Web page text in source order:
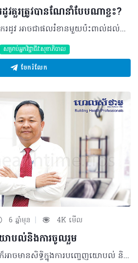
គួរត្រូវបានណែនាំបែបណាខ្លះ?
ការឈឺចាប់អំឡុងពេលមករដូវ អាចជាផលរំខានមួយប៉ះពាល់ដល់ការរស់នៅប្រចាំថ្ងៃ និងអាចកើតមានឡើងជាប្រចាំ ដែលជាទូទៅការប្រើប្រាស់ឱសថដោយខ្លួនឯងត្រូវបានអនុវត្ដឡើងសម្រាប់សម្រួលដល់ការឈឺចាប់ទាំងនោះ។ អ្វីគួរដឹង? តាមការសិក្សាបានបង្ហាញថា ការឈឺចាប់ផ្នែកពោះអំឡុងពេលមករដូវ អាចកើតមានឡើងបន្តបន្ទាប់ជារៀងរាល់ខែ យ៉ាងហោចណាស់ទៅលើស្រ្តីប្រមាណ ៣០% ទៅ៥០%។ ភាគច្រើនការប្រើប្រាស់ឱសថជាវិធីសាស្រ្តចម្បងមួយសម្រាប់កាត់បន្ថយការឈឺចាប់ទាំងនោះ។ លក្ខណៈនៃការឈឺចាប់ • តែងកើតឡើងទៅតាមវដ្ដរដូវរៀងរាល់ខែ ដែលអាចហៅថា វដ្តអូវុល។ • ភាគច្រើនកើតឡើងនៅរៀងរាល់ថ្ងៃទី១នៃការមករដូវ • អាចស្ដែងឡើងរយៈពេលពី ២៤ ទៅ ៣៦ ម៉ោង • អាចរួមបញ្ចូលជាមួយវិបត្តិប្រព័ន្ធរំលាយអាហារដូចជា ចង្អោរ ក្អួត ទល់លាមក ឬរាក • អាចធ្វើឲ្យស្លេកស្លាំង ឬឈឺចង្កេះ។ បទពិសោធន៍នៃការឈឺចាប់បណ្តាលមកពីវដ្ដរដូវ តែងប្រែប្រួលពីស្រ្តីម្នាក់ទៅម្នាក់ទៀត ដោយពាក់ព័ន្ធទៅនឹងកត្តាសុខភាពផ្ទាល់ខ្លួនប្រវត្តិសមាជិកគ្រួសារ រួមទាំងសង្គម និងបរិយាកាសផងដែរ។ អ្វីគួរធ្វើ? • ឱសថការីអាចចូលរួមចំណែកយ៉ាងសំខាន់ក្នុងការរុករកមូលហេតុបន្ថែមនៅពីក្រោយការឈឺចាប់ ដែលអាចបណ្តាលមកពី ការឈឺចាប់ផ្នែកអារម្មណ៍ គ្រួសារ បញ្ហាផ្លូវភេទ ទំនោរនៃការធ្លាក់ទឹកចិត្តជាដើម។ • ចំពោះនារីវ័យក្មេង៖ ការព្យាបាលភាពរំខានទាំងនេះ អាចធ្វើទៅបានដោយកាត់បន្ថយការបញ្ចេញខ្លាំងពេកនៃសារធាតុ ប្រូស្តាក្លេនឌីន ដែលតែងកើតមានឡើងនៅពេលភ្នាសស្បូនចាប់ផ្ដើមដាច់ចេញ។ ការកើនឡើងសារធាតុប្រូស្តាក្លេនឌីន នេះជាមូលហេតុធ្វើឲ្យស្បូនកន្រ្តាក់កាន់តែខ្លាំង។ ដំបូន្មានបន្ថែម៖ • អាចប្រើប្រាស់ឱសថដែលមានសកម្មភាពទៅបន្ថយសារធាតុ ប្រូស្តាក្លេនឌីន នៅក្នុងក្រុម Anti-inflammatoire non stéroïdien មានឈ្មោះដូចជា៖ Ibuprofène 200mg (Boerhinger), Ibualgic (EG Labo) ឬ Upfen 200mg (UPSA)។ អាចប្រើម្ដង ១ ទៅ ២គ្រាប់ បីដងក្នុងមួយថ្ងៃ ដោយមិនឲ្យលើសពី ៦គ្រាប់។ ករណីខ្លះអាចប្រើប្រាស់ ៤៨ម៉ោង មុនពេលមករដូវ។ • ប្រសិនការឈឺចាប់ក្នុងកម្រិតកាន់តែធ្ងន់ធ្ងរ អាចបន្ថែមជាមួយឱសថកាត់បន្ថយការកន្រ្តាក់៖ Spasfon (Lafon) ចំនួន ២គ្រាប់។ ប្រភពយោង៖​ Le Vademecum de la Médication officinale អត្ថបទ៖ ដកស្រង់ចេញពី ទស្សនាវដ្ដី ហេលស៍ថាម ប្រូ លេខ ៨២ 2019 រក្សាសិទ្ធិគ្រប់យ៉ាង​ដោយ Healthtime Corporation ចំពោះគ្រប់អត្ថបទដោយគ្មានផ្នែកណាមួយត្រូវបោះពុម្ពផ្សាយចូលប្រព័ន្ធអុីនធឺណែតឧបករណ៍អេឡិចត្រូនិកអាត់ជាសំឡេងឬថតចំលងគ្រប់រូបភាពដោយគ្មានការអនុញ្ញាតឡើយ
សម្រាប់អ្នកវិជ្ជាជីវៈសុខាភិបាល
ចែករំលែក
6 ឆ្នាំមុន | 4K មើល
យោបល់និងការចូលរួម
អតិថិជនដែលជាអ្នកជំងឺក៏អាចមានសិទ្ធិក្នុងការបញ្ចេញយោបល់ និងការចូលរួមជាមួយអ្នកប្រកបវិជ្ជាជីវសុខាភិបាលផងដែរក្រៅពីសិទ្ធិជាច្រើនដែលពួកគេទទួលបាន។ តើគោលគំនិតគន្លឹះចំពោះសិទ្ធិក្នុងការបញ្ចេញយោបល់ និងការចូលរួមមានអ្វីខ្លះ? • អតិថិជនមានសិទ្ធិក្នុងការបញ្ចេញមតិយោបល់ទាក់ទងទៅនឹងសេវាថែទាំព្យាបាលដែលគេបានទទួលកន្លងមក។ • អតិថិជនមានសិទ្ធិក្នុងការតវ៉ា ឬប្តឹងនូវរាល់កំហុសឆ្គងដែលបង្កឡើងដោយអ្នកផ្តល់សេវា។ • អតិថិជនមានសិទ្ធិក្នុងការចូលរួមតាមរយៈតំណាងដែលគេបានជ្រើសតាំងសម្រាប់ការធ្វើផែនការ និងវាយតម្លៃសេវាសុខាភិបាល និងផ្តល់យោបល់អំពីគុណភាព និងលក្ខណៈដែលសេវាបានផ្តល់កន្លងមក។ តើការអនុវត្តចំពោះសិទ្ធិក្នុងការបញ្ចេញយោបល់និងការចូលរួមមានអ្វីខ្លះ? • អ្នកផ្តល់សេវាសុខភាពត្រូវចាត់ទុកថា មតិយោបល់របស់អតិថិជន ឬអ្នកតំណាងរបស់គាត់ជាព័ត៌មានត្រឡប់ប្រកបដោយស្ថាបនាសម្រាប់ខ្លួនឯងផង និងមូលដ្ឋានសុខាភិបាលផង។ • អ្នកផ្តល់សេវាសុខភាពត្រូវប្រើប្រាស់ប្រព័ន្ធផ្តល់ព័ត៌មានត្រឡប់ឲ្យបានទៀងទាត់ និងទាន់ពេលវេលាតាមដែលអាចធ្វើទៅបាន។ • អ្នកផ្តល់សេវាសុខភាពត្រូវបង្កើត និងលើកកម្ពស់បរិយាកាសមួយដែលគាំទ្រដល់បរិយាកាសព័ត៌មានត្រឡប់របស់អតិថិជននិងការធ្វើការតាមដានទៀងទាត់នូវវិធានការ ឬសកម្មភាពទាំងនេះ។ • គណៈកម្មការដែលតំណាងឲ្យសហគមន៍ត្រូវមានតួនាទីយ៉ាងសកម្មក្នុងការផ្តល់ព័ត៌មានត្រឡប់និងតាមដាននូវសកម្មភាពផ្តល់ព័ត៌មានត្រឡប់។ • រាល់ការប្តឹងតវ៉ាទាំងឡាយត្រូវមានភស្តុតាងច្បាស់លាស់សម្រាប់បង្ហាញទៅអាជ្ងាធរពាក់ព័ន្ធ ឬគណៈកម្មការដែលតំណាងឲ្យសហគមន៍។ • អ្នកតំណាងសហគមន៍ និងអង្គការសង្គមស៊ីវិលអាចផ្តល់ជាជំនួយការដល់អតិថិជនបាននៅពេលដែលគេចង់ប្តឹងតវ៉ាចំពោះអ្នកគ្រប់គ្រងមូលដ្ឋានសុខាភិបាល និងបុគ្គលិកសុខាភិបាលត្រូវសហការជាមួយអតិថិជនក្នុងការផ្តល់ព័ត៌មានពិតប្រាកដទាក់ទងទៅនឹងភស្តុតាងដែលត្រូវការ។ តើការទទួលខុសត្រូវចំពោះសិទ្ធិក្នុងការបញ្ចេញយោបល់ និងការចូលរួមមានអ្វីខ្លះ? • អតិថិជនត្រូវទទួលខុសត្រូវក្នុងការផ្តល់ព័ត៌មានត្រឡប់ពិតប្រាកដទៅអ្នកផ្តល់សេវាសុខាភិបាលដោយខ្លួនឯងផ្ទាល់ ឬតាមរយៈបងប្អូន ញាតិមិត្ត ឬតាមរយៈគណៈកម្មការដែលជាតំណាងរបស់ខ្លួន។ • អតិថិជនត្រូវទទួលខុសត្រូវក្នុងការជ្រើសរើសតំណាងរបស់ខ្លួនដែលតំណាងឲ្យសំឡេងរបស់ខ្លួនពិតប្រាកដ និងការពារផលប្រយោជន៍ឲ្យខ្លួនទាក់ទងទៅនឹងការផ្តល់សេវាសុខាភិបាល។ • អតិថិជន និងតំណាងរបស់ខ្លួនត្រូវទទួលខុសត្រូវការតាមដាននូវបញ្ហាទាំងឡាយដែលបានផ្តល់ព័ត៌មានត្រឡប់ទៅអ្នកផ្តល់សេវាសុខភាព។ បកស្រាយដោយ៖ វេជ្ជបណ្ឌិត ឡាក់ ឡេង ឯកទេសសុខភាពសាធារណៈ អនុប្រធានមជ្ឈមណ្ឌលជាតិ លើកកម្ពស់សុខភាព 2019 រក្សាសិទ្ធិគ្រប់យ៉ាង​ដោយ Healthtime Corporation ចំពោះគ្រប់អត្ថបទដោយគ្មានផ្នែកណាមួយត្រូវបោះពុម្ពផ្សាយចូលប្រព័ន្ធអុីនធឺណែតឧបករណ៍អេឡិចត្រូនិកអាត់ជាសំឡេងឬថតចំលងគ្រប់រូបភាពដោយគ្មានការអនុញ្ញាតឡើយ